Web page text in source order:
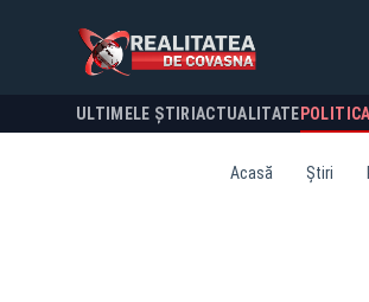
ULTIMELE ȘTIRI ACTUALITATE POLITICA
Acasă Știri